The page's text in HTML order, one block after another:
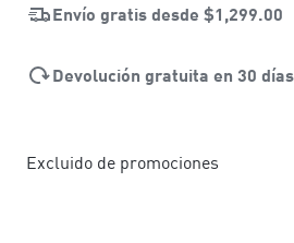
Envío gratis desde $1,299.00
Devolución gratuita en 30 días
Excluido de promociones